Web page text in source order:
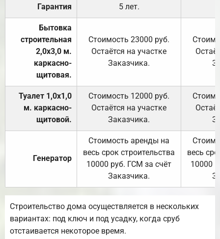
Гарантия 5 лет.
Бытовка
строительная
2,0х3,0 м.
каркасно-
щитовая.
Стоимость 23000 руб.
Остаётся на участке
Заказчика.
Туалет 1,0х1,0
м. каркасно-
щитовой.
Стоимость 12000 руб.
Остаётся на участке
Заказчика.
Генератор
Стоимость аренды на
весь срок строительства
10000 руб. ГСМ за счёт
Заказчика.
весь
10000
Строительство дома осуществляется в нескольких
вариантах: под ключ и под усадку, когда сруб
отстаивается некоторое время.